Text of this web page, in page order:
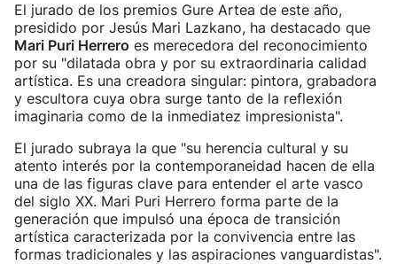
El jurado de los premios Gure Artea de este año,
presidido por Jesús Mari Lazkano, ha destacado que
Mari Puri Herrero es merecedora del reconocimiento
por su "dilatada obra y por su extraordinaria calidad
artística. Es una creadora singular: pintora, grabadora
y escultora cuya obra surge tanto de la reflexión
imaginaria como de la inmediatez impresionista".
El jurado subraya la que "su herencia cultural y su
atento interés por la contemporaneidad hacen de ella
una de las figuras clave para entender el arte vasco
del siglo XX. Mari Puri Herrero forma parte de la
generación que impulsó una época de transición
artística caracterizada por la convivencia entre las
formas tradicionales y las aspiraciones vanguardistas".